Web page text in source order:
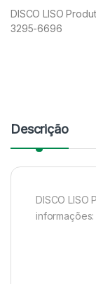
DISCO LISO
3295-6696
Descrição
DISCO LISO